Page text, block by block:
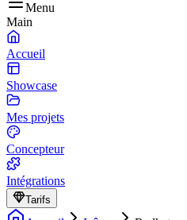
Menu
Main
Accueil
Showcase
Mes projets
Concepteur
Intégrations
Tarifs